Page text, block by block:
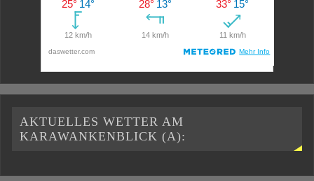
AKTUELLES WETTER AM
KARAWANKENBLICK (A):